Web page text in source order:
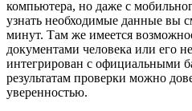
компьютера, но даже с
узнать необходимые данные вы
минут. Там же имеется
документами человека или его
интегрирован с официальными
результатам проверки можно
уверенностью.